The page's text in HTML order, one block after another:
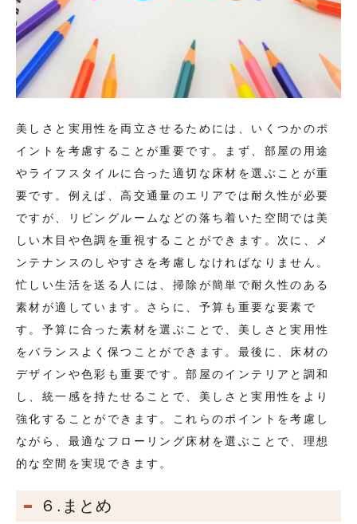
美しさと実用性を両立させるためには、いくつかのポ
イントを考慮することが重要です。まず、部屋の用途
やライフスタイルに合った適切な床材を選ぶことが重
要です。例えば、高交通量のエリアでは耐久性が必要
ですが、リビングルームなどの落ち着いた空間では美
しい木目や色調を重視することができます。次に、メ
ンテナンスのしやすさを考慮しなければなりません。
忙しい生活を送る人には、掃除が簡単で耐久性のある
素材が適しています。さらに、予算も重要な要素で
す。予算に合った素材を選ぶことで、美しさと実用性
をバランスよく保つことができます。最後に、床材の
デザインや色彩も重要です。部屋のインテリアと調和
し、統一感を持たせることで、美しさと実用性をより
強化することができます。これらのポイントを考慮し
ながら、最適なフローリング床材を選ぶことで、理想
的な空間を実現できます。
６.まとめ